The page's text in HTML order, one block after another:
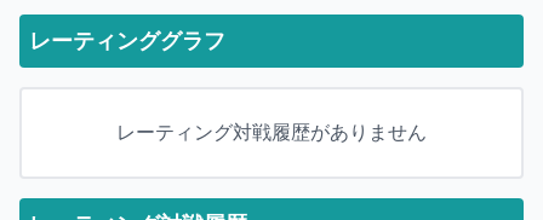
レーティンググラフ
レーティング対戦履歴がありません